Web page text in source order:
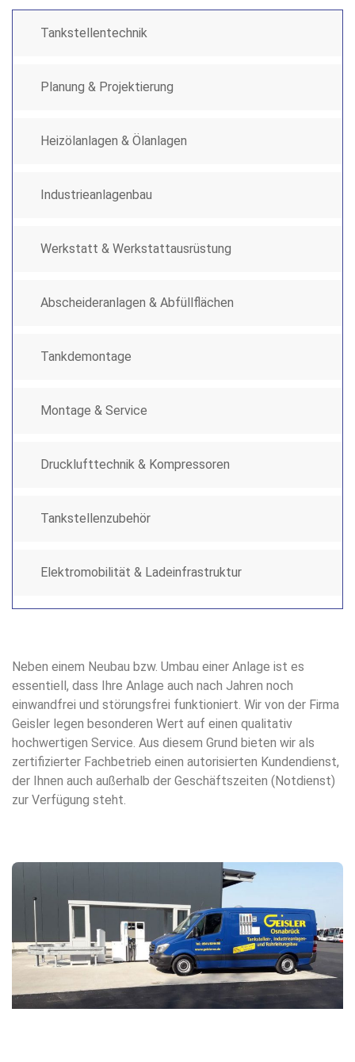
Tankstellentechnik
Planung & Projektierung
Heizölanlagen & Ölanlagen
Industrieanlagenbau
Werkstatt & Werkstattausrüstung
Abscheideranlagen & Abfüllflächen
Tankdemontage
Montage & Service
Drucklufttechnik & Kompressoren
Tankstellenzubehör
Elektromobilität & Ladeinfrastruktur
Neben einem Neubau bzw. Umbau einer Anlage ist es
essentiell, dass Ihre Anlage auch nach Jahren noch
einwandfrei und störungsfrei funktioniert. Wir von der Firma
Geisler legen besonderen Wert auf einen qualitativ
hochwertigen Service. Aus diesem Grund bieten wir als
zertifizierter Fachbetrieb einen autorisierten Kundendienst,
der Ihnen auch außerhalb der Geschäftszeiten (Notdienst)
zur Verfügung steht.